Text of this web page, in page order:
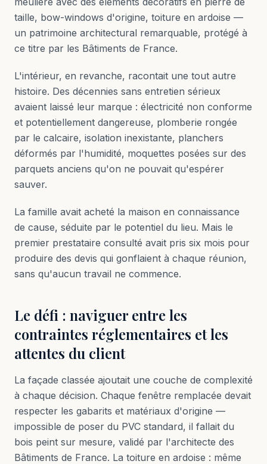
taille, bow-windows d'origine, toiture en ardoise —
un patrimoine architectural remarquable, protégé à
ce titre par les Bâtiments de France.
L'intérieur, en revanche, racontait une tout autre
histoire. Des décennies sans entretien sérieux
avaient laissé leur marque : électricité non conforme
et potentiellement dangereuse, plomberie rongée
par le calcaire, isolation inexistante, planchers
déformés par l'humidité, moquettes posées sur des
parquets anciens qu'on ne pouvait qu'espérer
sauver.
La famille avait acheté la maison en connaissance
de cause, séduite par le potentiel du lieu. Mais le
premier prestataire consulté avait pris six mois pour
produire des devis qui gonflaient à chaque réunion,
sans qu'aucun travail ne commence.
Le défi : naviguer entre les
contraintes réglementaires et les
attentes du client
La façade classée ajoutait une couche de complexité
à chaque décision. Chaque fenêtre remplacée devait
respecter les gabarits et matériaux d'origine —
impossible de poser du PVC standard, il fallait du
bois peint sur mesure, validé par l'architecte des
Bâtiments de France. La toiture en ardoise : même